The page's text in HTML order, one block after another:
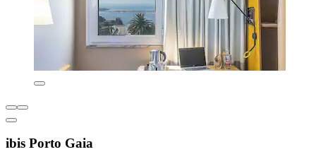
ibis Porto Gaia